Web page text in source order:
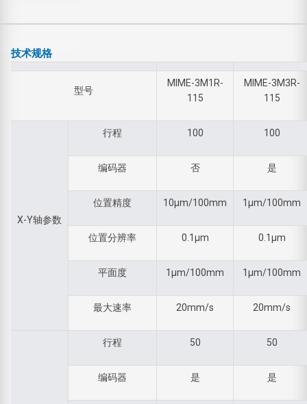
技术规格
型号
MIME-3M1R-
115
MIME-3M3R-
115
X-Y轴参数
行程 100 100
编码器 否 是
位置精度 10µm/100mm 1µm/100mm
位置分辨率 0.1µm 0.1µm
平面度 1µm/100mm 1µm/100mm
最大速率 20mm/s 20mm/s
行程 50 50
编码器 是 是